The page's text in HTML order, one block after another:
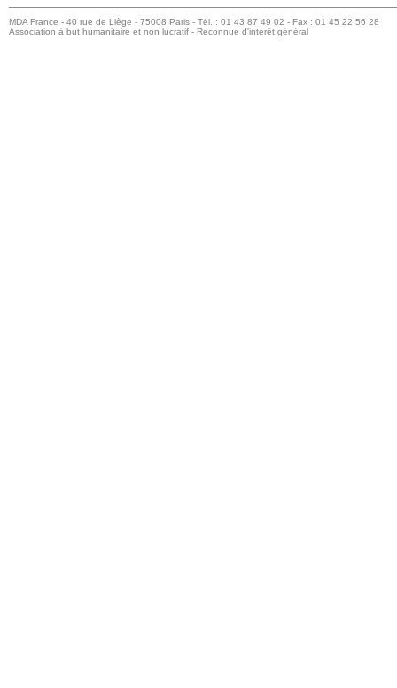
MDA France - 40 rue de Liège - 75008 Paris - Tél. : 01 43 87 49 02 - Fax : 01 45 22 56 28
Association à but humanitaire et non lucratif - Reconnue d'intérêt général